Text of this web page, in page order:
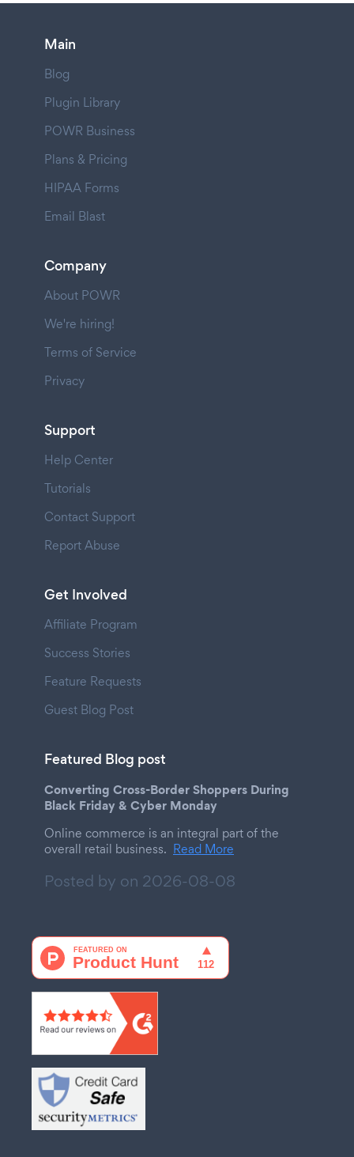
Main
Blog
Plugin Library
POWR Business
Plans & Pricing
HIPAA Forms
Email Blast
Company
About POWR
We're hiring!
Terms of Service
Privacy
Support
Help Center
Tutorials
Contact Support
Report Abuse
Get Involved
Affiliate Program
Success Stories
Feature Requests
Guest Blog Post
Featured Blog post
Converting Cross-Border Shoppers During
Black Friday & Cyber Monday
Online commerce is an integral part of the
overall retail business. Read More
Posted by on 2026-08-08